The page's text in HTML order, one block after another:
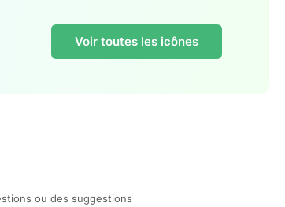
Voir toutes les icônes
ou des suggestions